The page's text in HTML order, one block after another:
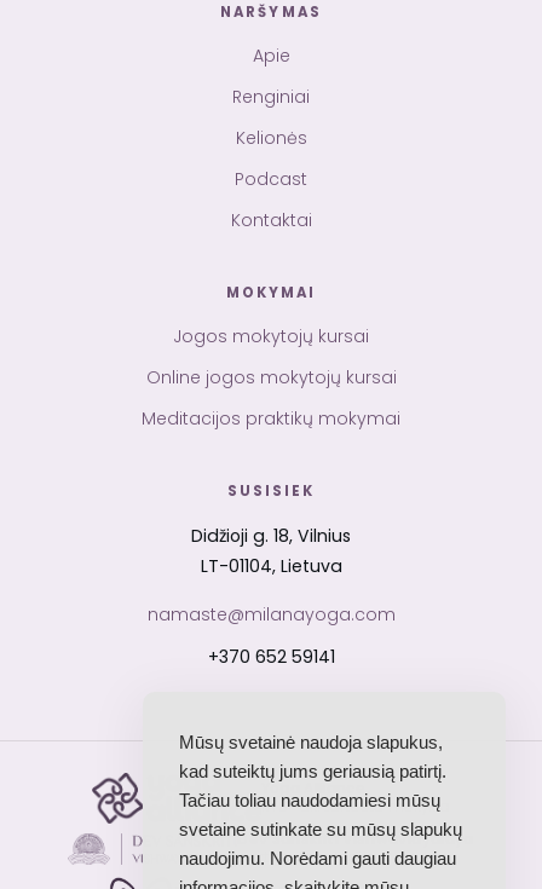
NARŠYMAS
Apie
Renginiai
Kelionės
Podcast
Kontaktai
MOKYMAI
Jogos mokytojų kursai
Online jogos mokytojų kursai
Meditacijos praktikų mokymai
SUSISIEK
Didžioji g. 18, Vilnius
LT-01104, Lietuva
namaste@milanayoga.com
+370 652 59141
Yoga Alliance
RYS · akredituota mokykla
Dev Sanskriti Vishwavidyalaya
partnerystė · Indija
Mūsų svetainė naudoja slapukus,
kad suteiktų jums geriausią patirtį.
Tačiau toliau naudodamiesi mūsų
svetaine sutinkate su mūsų slapukų
naudojimu. Norėdami gauti daugiau